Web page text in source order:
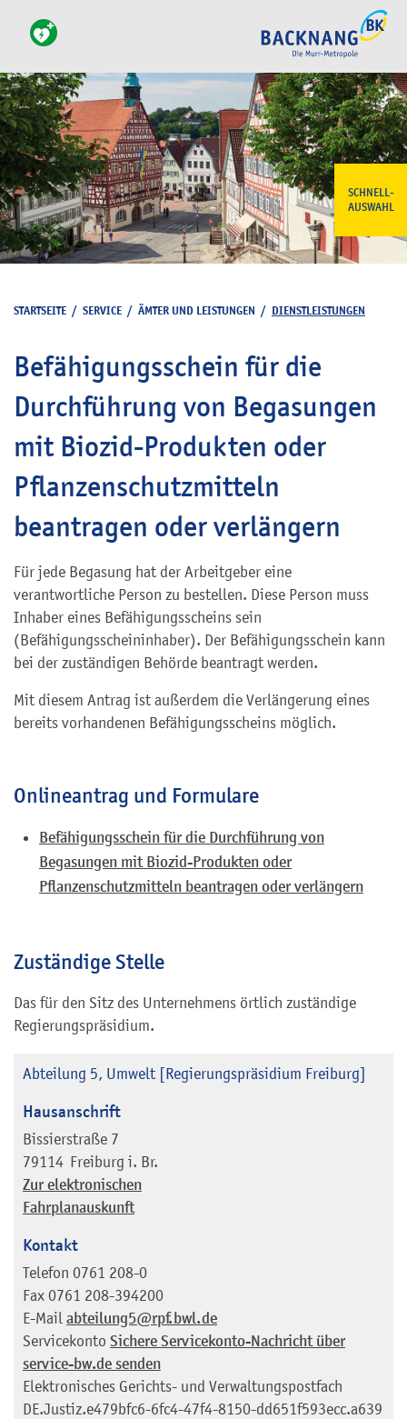
SCHNELL-
AUSWAHL
STARTSEITE / SERVICE / ÄMTER UND LEISTUNGEN / DIENSTLEISTUNGEN
Befähigungsschein für die
Durchführung von Begasungen
mit Biozid-Produkten oder
Pflanzenschutzmitteln
beantragen oder verlängern
Für jede Begasung hat der Arbeitgeber eine
verantwortliche Person zu bestellen. Diese Person muss
Inhaber eines Befähigungsscheins sein
(Befähigungsscheininhaber). Der Befähigungsschein kann
bei der zuständigen Behörde beantragt werden.
Mit diesem Antrag ist außerdem die Verlängerung eines
bereits vorhandenen Befähigungsscheins möglich.
Onlineantrag und Formulare
Befähigungsschein für die Durchführung von
Begasungen mit Biozid-Produkten oder
Pflanzenschutzmitteln beantragen oder verlängern
Zuständige Stelle
Das für den Sitz des Unternehmens örtlich zuständige
Regierungspräsidium.
Abteilung 5, Umwelt [Regierungspräsidium Freiburg]
Hausanschrift
Bissierstraße 7
79114 Freiburg i. Br.
Zur elektronischen
Fahrplanauskunft
Kontakt
Telefon 0761 208-0
Fax 0761 208-394200
E-Mail abteilung5@rpf.bwl.de
Servicekonto Sichere Servicekonto-Nachricht über
service-bw.de senden
Elektronisches Gerichts- und Verwaltungspostfach
DE.Justiz.e479bfc6-6fc4-47f4-8150-dd651f593ecc.a639